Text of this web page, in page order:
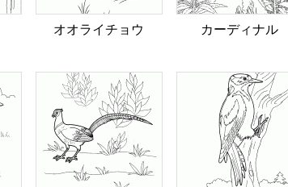
オオライチョウ カーディナル